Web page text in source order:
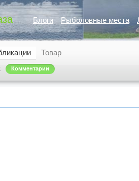
Блоги Рыболовные места
Комментарии
Товар